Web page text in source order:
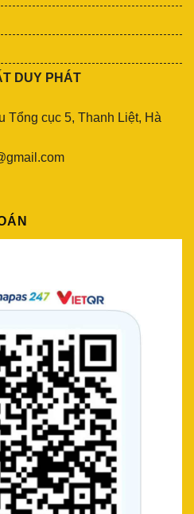
DUY PHÁT
cục 5, Thanh Liệt, Hà